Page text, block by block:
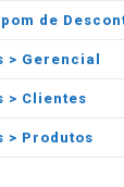
de
> Gerencial
> Clientes
> Produtos